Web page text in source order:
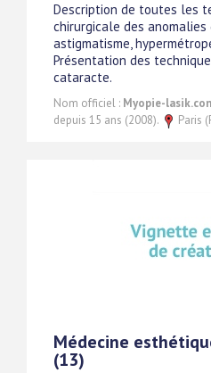
Description de toutes les
chirurgicale des anomalies
astigmatisme,
Présentation des
cataracte.
Nom officiel : Myopie-
depuis 15 ans (2008).
Paris
Médecine
(13)